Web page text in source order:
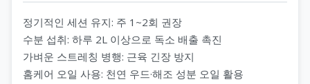
정기적인 세션 유지: 주 1~2회 권장
수분 섭취: 하루 2L 이상으로 독소 배출 촉진
가벼운 스트레칭 병행: 근육 긴장 방지
홈케어 오일 사용: 천연 우드·해조 성분 오일 활용